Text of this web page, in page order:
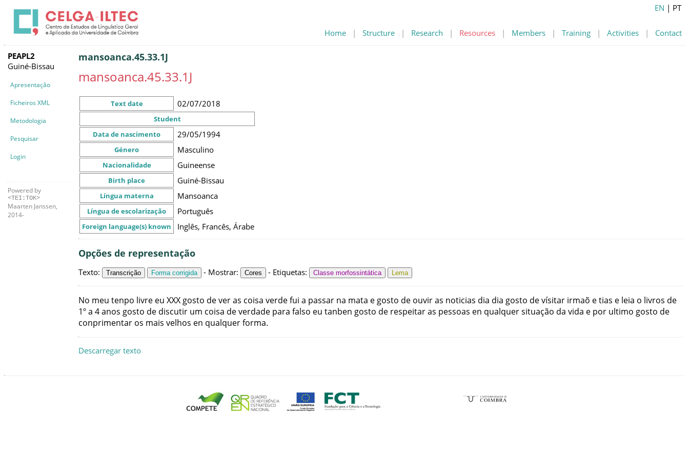
Home | Structure | Research | Resources | Members | Training | Activities | Contact
EN | PT
PEAPL2
Guiné-Bissau
Apresentação
Ficheiros XML
Metodologia
Pesquisar
Login
Powered by
<TEI:TOK>
Maarten Janssen,
2014-
mansoanca.45.33.1J
mansoanca.45.33.1J
Text date 02/07/2018
Student
Data de nascimento
29/05/1994
Género Masculino
Nacionalidade Guineense
Birth place Guiné-Bissau
Língua materna Mansoanca
Língua de escolarização Português
Foreign language(s) known Inglês, Francês, Árabe
Opções de representação
Texto: Transcrição Forma corrigida - Mostrar: Cores - Etiquetas: Classe morfossintática Lema
No meu tenpo livre eu XXX gosto deveras coisa verdefui a passar na mata e gosto de ouviras noticias dia dia gosto devísitar irmaõ etias e leia o livros de
1ºa 4anos gosto de discutir um coisa deverdade para falso eu tanben gosto de respeitaras pessoas en qualquersituação da vida e por ultimo gosto de
conprimentar os mais velhos en qualquerforma.
Descarregar texto